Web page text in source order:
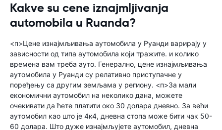
Kakve su cene iznajmljivanja
automobila u Ruanda?
<п>Цене изнајмљивања аутомобила у Руанди варирају у
зависности од типа аутомобила који тражите. и колико
времена вам треба ауто. Генерално, цене изнајмљивања
аутомобила у Руанди су релативно приступачне у
поређењу са другим земљама у региону. <п>За мали
економични аутомобил на неколико дана, можете
очекивати да ћете платити око 30 долара дневно. За већи
аутомобил као што је 4к4, дневна стопа може бити чак 50-
60 долара. Што дуже изнајмљујете аутомобил, дневна